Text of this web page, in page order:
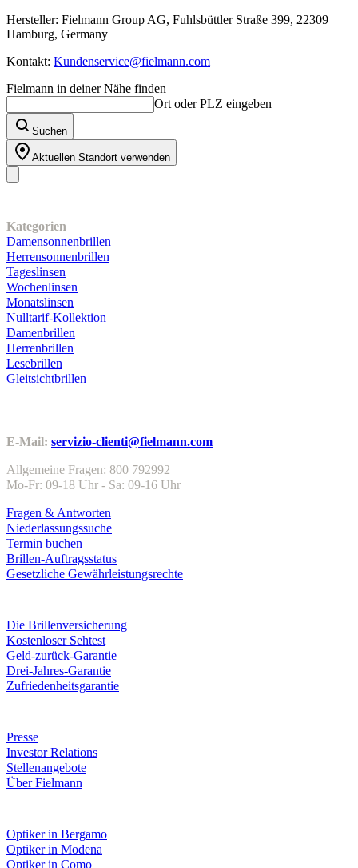
Hersteller: Fielmann Group AG, Fuhlsbüttler Straße 399, 22309
Hamburg, Germany
Kontakt: Kundenservice@fielmann.com
Fielmann in deiner Nähe finden
Ort oder PLZ eingeben
Suchen
Aktuellen Standort verwenden
Kategorien
Damensonnenbrillen
Herrensonnenbrillen
Tageslinsen
Wochenlinsen
Monatslinsen
Nulltarif-Kollektion
Damenbrillen
Herrenbrillen
Lesebrillen
Gleitsichtbrillen
E-Mail: servizio-clienti@fielmann.com
Allgemeine Fragen: 800 792992
Mo-Fr: 09-18 Uhr - Sa: 09-16 Uhr
Fragen & Antworten
Niederlassungssuche
Termin buchen
Brillen-Auftragsstatus
Gesetzliche Gewährleistungsrechte
Die Brillenversicherung
Kostenloser Sehtest
Geld-zurück-Garantie
Drei-Jahres-Garantie
Zufriedenheitsgarantie
Presse
Investor Relations
Stellenangebote
Über Fielmann
Optiker in Bergamo
Optiker in Modena
Optiker in Como